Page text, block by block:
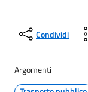
Condividi
Argomenti